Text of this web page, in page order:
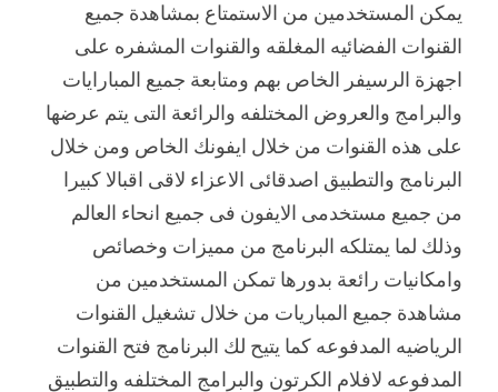
يمكن المستخدمين من الاستمتاع بمشاهدة جميع
القنوات الفضائيه المغلقه والقنوات المشفره على
اجهزة الرسيفر الخاص بهم ومتابعة جميع المبارايات
والبرامج والعروض المختلفه والرائعة التى يتم عرضها
على هذه القنوات من خلال ايفونك الخاص ومن خلال
البرنامج والتطبيق اصدقائى الاعزاء لاقى اقبالا كبيرا
من جميع مستخدمى الايفون فى جميع انحاء العالم
وذلك لما يمتلكه البرنامج من مميزات وخصائص
وامكانيات رائعة بدورها تمكن المستخدمين من
مشاهدة جميع المباريات من خلال تشغيل القنوات
الرياضيه المدفوعه كما يتيح لك البرنامج فتح القنوات
المدفوعه لافلام الكرتون والبرامج المختلفه والتطبيق